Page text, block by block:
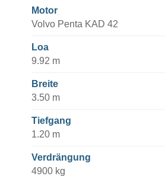
Motor
Volvo Penta KAD 42
Loa
9.92 m
Breite
3.50 m
Tiefgang
1.20 m
Verdrängung
4900 kg